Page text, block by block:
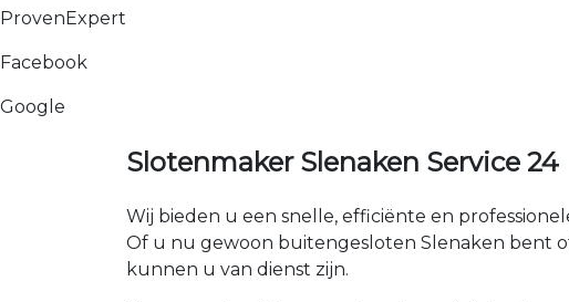
ProvenExpert
Facebook
Google
Slotenmaker Slenaken Service 24
Wij bieden u een snelle, efficiënte en
Of u nu gewoon buitengesloten Slenaken bent
kunnen u van dienst zijn.